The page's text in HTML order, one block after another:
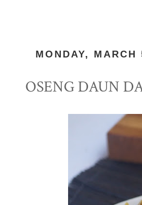
MONDAY, MARCH
OSENG DAUN